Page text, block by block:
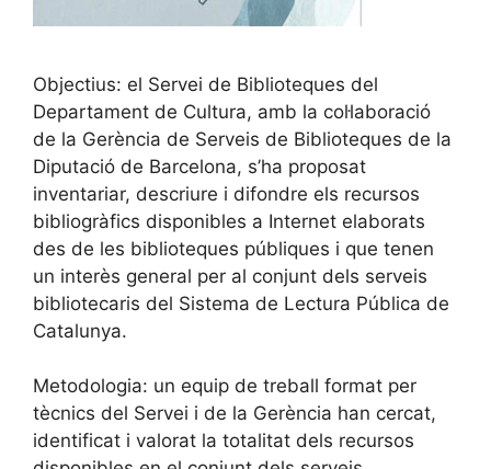
Objectius: el Servei de Biblioteques del
Departament de Cultura, amb la col·laboració
de la Gerència de Serveis de Biblioteques de la
Diputació de Barcelona, s’ha proposat
inventariar, descriure i difondre els recursos
bibliogràfics disponibles a Internet elaborats
des de les biblioteques públiques i que tenen
un interès general per al conjunt dels serveis
bibliotecaris del Sistema de Lectura Pública de
Catalunya.
Metodologia: un equip de treball format per
tècnics del Servei i de la Gerència han cercat,
identificat i valorat la totalitat dels recursos